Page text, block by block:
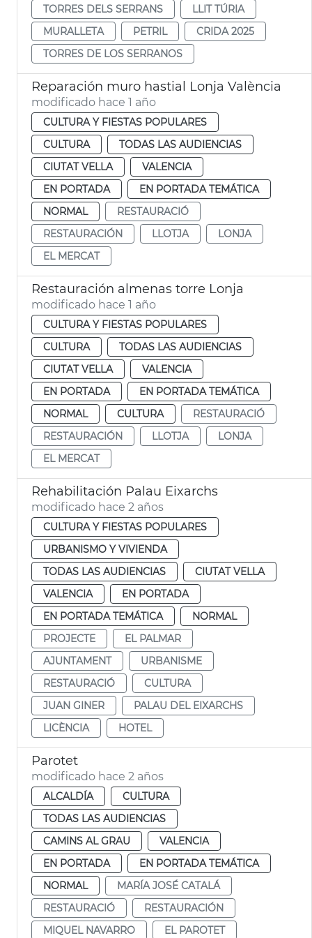
TORRES DELS SERRANS
LLIT TÚRIA
MURALLETA
PETRIL
CRIDA 2025
TORRES DE LOS SERRANOS
Reparación muro hastial Lonja València
modificado hace 1 año
CULTURA Y FIESTAS POPULARES
CULTURA
TODAS LAS AUDIENCIAS
CIUTAT VELLA
VALENCIA
EN PORTADA
EN PORTADA TEMÁTICA
NORMAL
RESTAURACIÓ
RESTAURACIÓN
LLOTJA
LONJA
EL MERCAT
Restauración almenas torre Lonja
modificado hace 1 año
CULTURA Y FIESTAS POPULARES
CULTURA
TODAS LAS AUDIENCIAS
CIUTAT VELLA
VALENCIA
EN PORTADA
EN PORTADA TEMÁTICA
NORMAL
CULTURA
RESTAURACIÓ
RESTAURACIÓN
LLOTJA
LONJA
EL MERCAT
Rehabilitación Palau Eixarchs
modificado hace 2 años
CULTURA Y FIESTAS POPULARES
URBANISMO Y VIVIENDA
TODAS LAS AUDIENCIAS
CIUTAT VELLA
VALENCIA
EN PORTADA
EN PORTADA TEMÁTICA
NORMAL
PROJECTE
EL PALMAR
AJUNTAMENT
URBANISME
RESTAURACIÓ
CULTURA
JUAN GINER
PALAU DEL EIXARCHS
LICÈNCIA
HOTEL
Parotet
modificado hace 2 años
ALCALDÍA
CULTURA
TODAS LAS AUDIENCIAS
CAMINS AL GRAU
VALENCIA
EN PORTADA
EN PORTADA TEMÁTICA
NORMAL
MARÍA JOSÉ CATALÁ
RESTAURACIÓ
RESTAURACIÓN
MIQUEL NAVARRO
EL PAROTET